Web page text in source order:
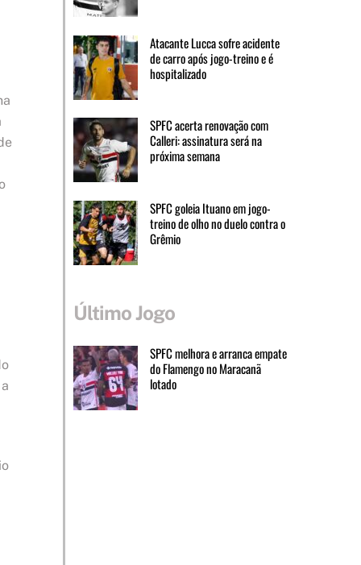
Atacante Lucca sofre acidente
de carro após jogo-treino e é
hospitalizado
SPFC acerta renovação com
Calleri: assinatura será na
próxima semana
SPFC goleia Ituano em jogo-
treino de olho no duelo contra o
Grêmio
Último Jogo
SPFC melhora e arranca empate
do Flamengo no Maracanã
lotado